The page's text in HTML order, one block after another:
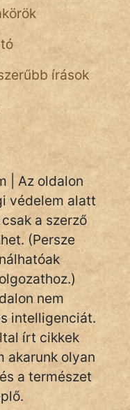
írások
| Az oldalon
védelem alatt
a szerző
(Persze
nem
intelligenciát.
írt cikkek
akarunk olyan
a természet